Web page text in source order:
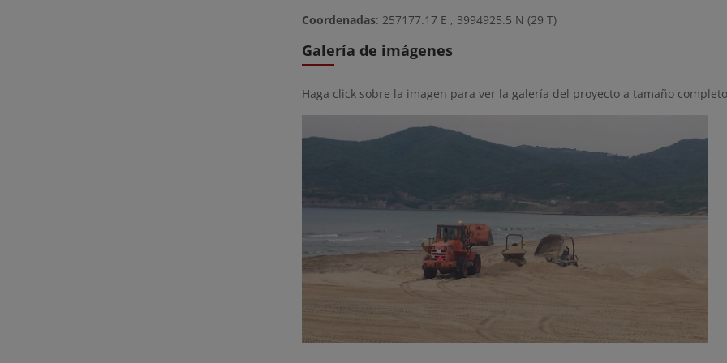
Coordenadas: 257177.17 E , 3994925.5 N (29 T)
Galería de imágenes
Haga click sobre la imagen para ver la galería del proyecto a tamaño